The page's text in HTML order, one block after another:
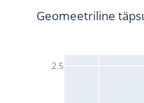
2.5
Geomeetriline